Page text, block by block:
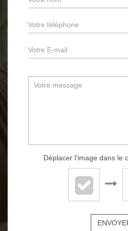
Déplacer l'image dans le